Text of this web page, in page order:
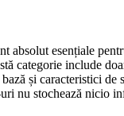
absolut esențiale
categorie include
și caracteristici de
nu stochează nicio